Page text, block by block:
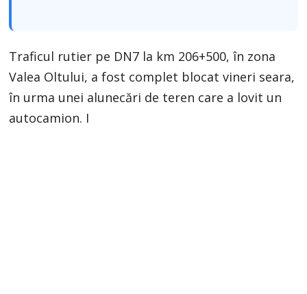
Traficul rutier pe DN7 la km 206+500, în zona
Valea Oltului, a fost complet blocat vineri seara,
în urma unei alunecări de teren care a lovit un
autocamion. I